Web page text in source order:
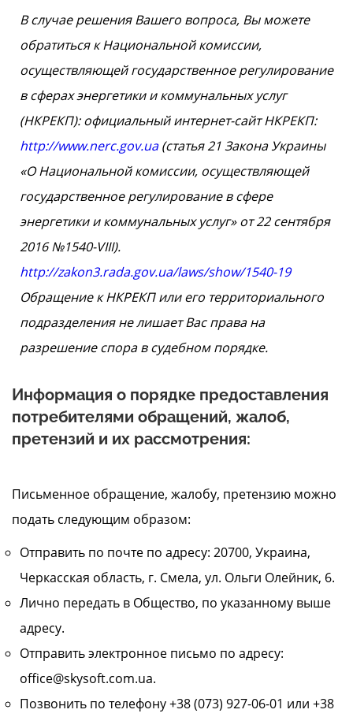
В случае решения Вашего вопроса, Вы можете
обратиться к Национальной комиссии,
осуществляющей государственное регулирование
в сферах энергетики и коммунальных услуг
(НКРЕКП): официальный интернет-сайт НКРЕКП:
http://www.nerc.gov.ua (статья 21 Закона Украины
«О Национальной комиссии, осуществляющей
государственное регулирование в сфере
энергетики и коммунальных услуг» от 22 сентября
2016 №1540-VIII).
http://zakon3.rada.gov.ua/laws/show/1540-19
Обращение к НКРЕКП или его территориального
подразделения не лишает Вас права на
разрешение спора в судебном порядке.
Информация о порядке предоставления
потребителями обращений, жалоб,
претензий и их рассмотрения:
Письменное обращение, жалобу, претензию можно
подать следующим образом:
Отправить по почте по адресу: 20700, Украина,
Черкасская область, г. Смела, ул. Ольги Олейник, 6.
Лично передать в Общество, по указанному выше
адресу.
Отправить электронное письмо по адресу:
office@skysoft.com.ua.
Позвонить по телефону +38 (073) 927-06-01 или +38